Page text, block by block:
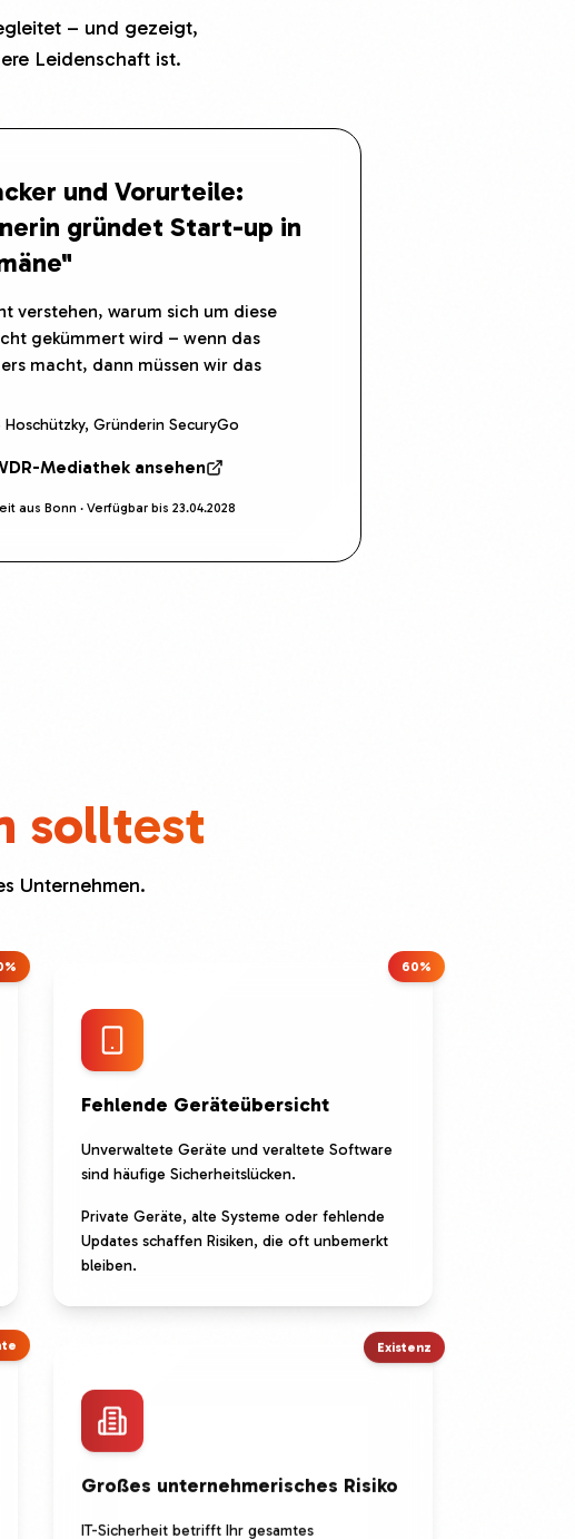
– und gezeigt,
Leidenschaft ist.
und Vorurteile:
gründet Start-up in
verstehen, warum sich um diese
gekümmert wird – wenn das
macht, dann müssen wir das
Gründerin SecuryGo
Mediathek ansehen
aus Bonn · Verfügbar bis 23.04.2028
solltest
Unternehmen.
60%
Fehlende Geräteübersicht
Unverwaltete Geräte und veraltete Software
sind häufige Sicherheitslücken.
Private Geräte, alte Systeme oder fehlende
Updates schaffen Risiken, die oft unbemerkt
bleiben.
Existenz
Großes unternehmerisches Risiko
IT-Sicherheit betrifft Ihr gesamtes